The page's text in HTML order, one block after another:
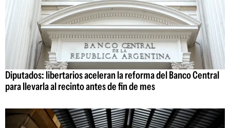
Diputados: libertarios aceleran la reforma del Banco Central
para llevarla al recinto antes de fin de mes